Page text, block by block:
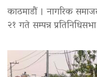
काठमाडौं । नागरिक
२१ गते सम्पन्न